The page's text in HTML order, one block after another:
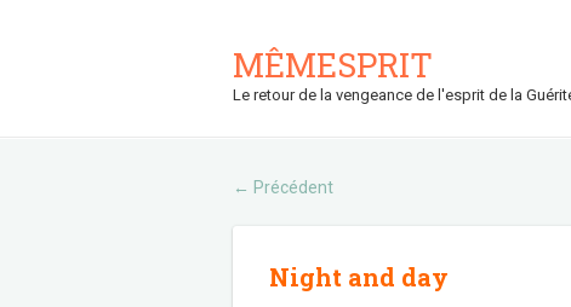
MÊMESPRIT
Le retour de la vengeance de l'esprit de la
← Précédent
Night and day